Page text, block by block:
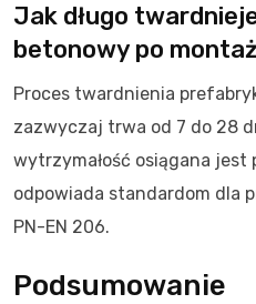
Jak długo
betonowy po
Proces twardnienia
zazwyczaj trwa od 7 do 28
wytrzymałość osiągana jest
odpowiada standardom dla
PN-EN 206.
Podsumowanie